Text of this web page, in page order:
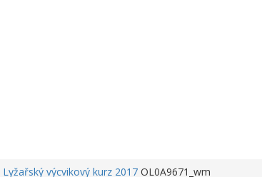
Lyžařský výcvikový kurz 2017 OL0A9671_wm